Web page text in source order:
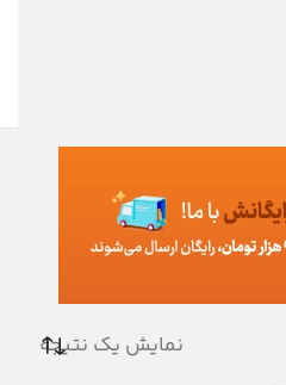
نمایش یک نتیجه